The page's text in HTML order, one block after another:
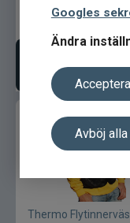
Googles
Ändra
Avböj alla
Leech
Fibe
1 590 kr
Lägg i
Thermo Flytinnerväst